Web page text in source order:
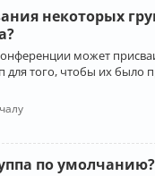
некоторых
может
для того, чтобы их было
по умолчанию?